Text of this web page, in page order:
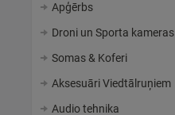
Apģērbs
Droni un Sporta kameras
Somas & Koferi
Aksesuāri Viedtālruņiem
Audio tehnika